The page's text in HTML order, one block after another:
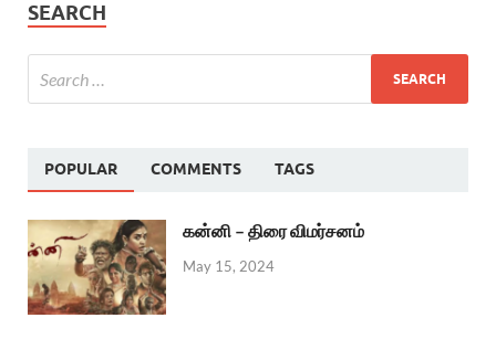
SEARCH
POPULAR COMMENTS TAGS
கன்னி – திரை விமர்சனம்
May 15, 2024